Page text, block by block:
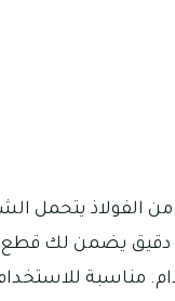
الفولاذ يتحمل
دقيق يضمن لك